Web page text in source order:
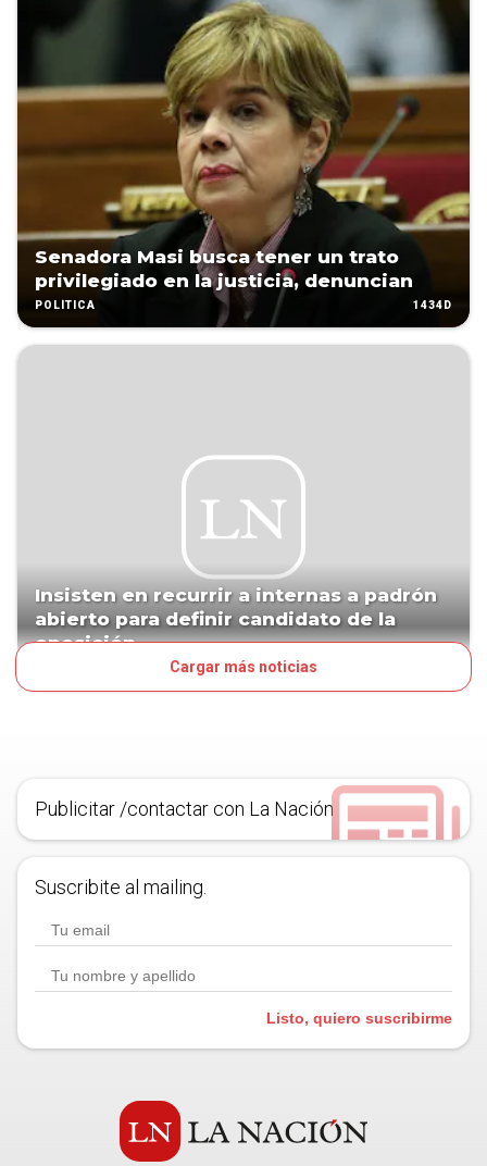
Senadora Masi busca tener un trato
privilegiado en la justicia, denuncian
POLÍTICA 1434D
Insisten en recurrir a internas a padrón
abierto para definir candidato de la
oposición
Cargar más noticias
Publicitar /contactar con La Nación
Suscribite al mailing.
Listo, quiero suscribirme